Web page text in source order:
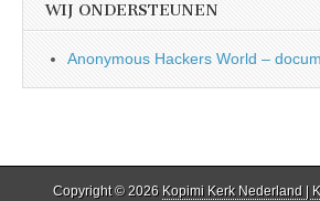
WIJ ONDERSTEUNEN
Anonymous Hackers World –
Copyright © 2026 Kopimi Kerk Nederland |